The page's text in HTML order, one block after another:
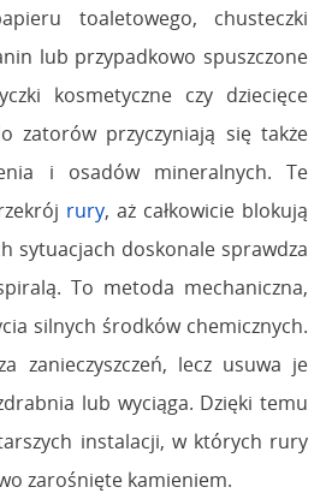
toaletowego, chusteczki
lub przypadkowo spuszczone
kosmetyczne czy dziecięce
zatorów przyczyniają się także
i osadów mineralnych. Te
rury, aż całkowicie blokują
sytuacjach doskonale sprawdza
To metoda mechaniczna,
silnych środków chemicznych.
zanieczyszczeń, lecz usuwa je
lub wyciąga. Dzięki temu
instalacji, w których rury
zarośnięte kamieniem.